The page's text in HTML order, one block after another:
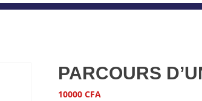
PARCOURS
10000 CFA